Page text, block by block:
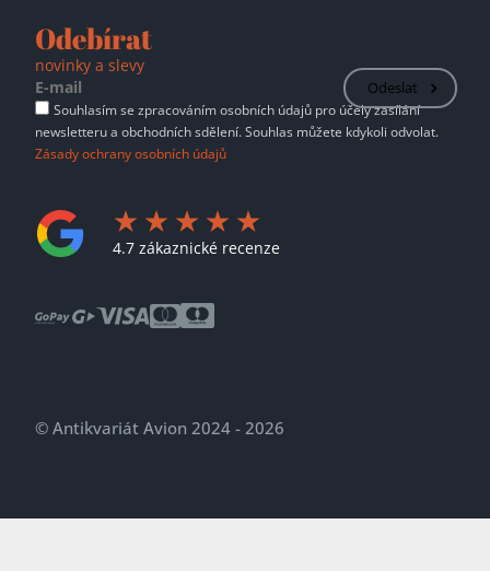
Odebírat
novinky a slevy
Odeslat
Souhlasím se zpracováním osobních údajů pro účely zasílání
newsletteru a obchodních sdělení. Souhlas můžete kdykoli odvolat.
Zásady ochrany osobních údajů
4.7 zákaznické recenze
© Antikvariát Avion 2024 - 2026